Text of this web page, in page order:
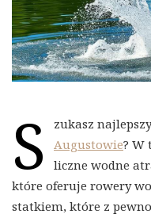
S
zukasz
Augustowie? W
liczne wodne
które oferuje rowery
statkiem, które z